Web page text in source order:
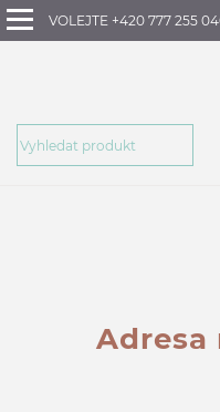
VOLEJTE +420 777 255
Adresa